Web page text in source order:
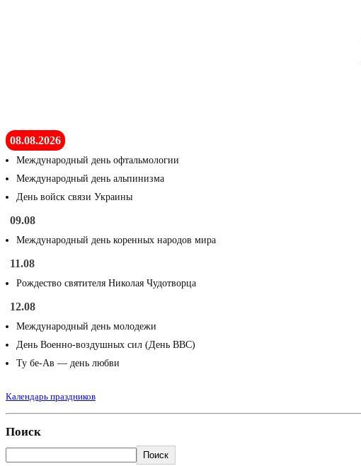
08.08.2026
Международный день офтальмологии
Международный день альпинизма
День войск связи Украины
09.08
Международный день коренных народов мира
11.08
Рождество святителя Николая Чудотворца
12.08
Международный день молодежи
День Военно-воздушных сил (День ВВС)
Ту бе-Ав — день любви
Календарь праздников
Поиск
Поиск